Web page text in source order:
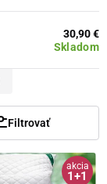
Skladom
30,90 €
Filtrovať
akcia
1+1